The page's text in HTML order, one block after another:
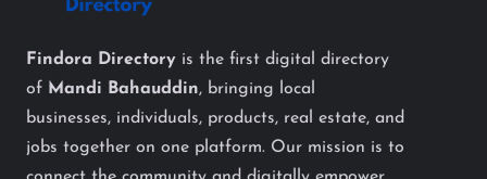
Findora Directory is the first digital directory
of Mandi Bahauddin, bringing local
businesses, individuals, products, real estate, and
jobs together on one platform. Our mission is to